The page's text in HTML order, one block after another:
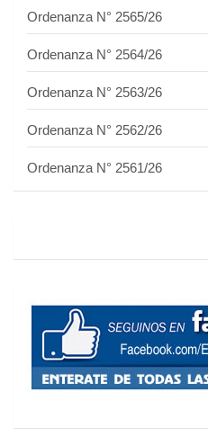
Ordenanza N° 2565/26
Ordenanza N° 2564/26
Ordenanza N° 2563/26
Ordenanza N° 2562/26
Ordenanza N° 2561/26